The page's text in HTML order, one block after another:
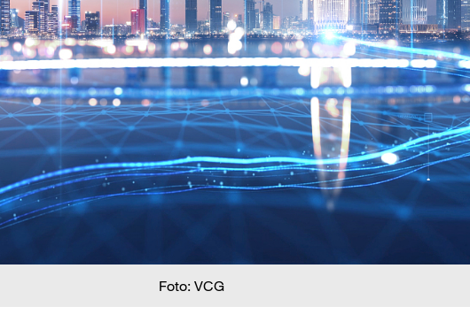
Foto: VCG